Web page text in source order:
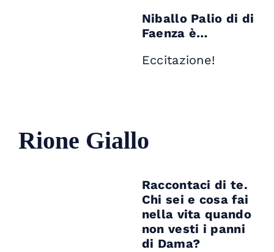
Niballo Palio di di
Faenza è…
Eccitazione!
Rione Giallo
Raccontaci di te.
Chi sei e cosa fai
nella vita quando
non vesti i panni
di Dama?